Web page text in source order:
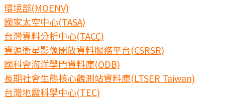
環境部(MOENV)
國家太空中心(TASA)
台灣資料分析中心(TACC)
資源衛星影像開放資料服務平台(CSRSR)
國科會海洋學門資料庫(ODB)
長期社會生態核心觀測站資料庫(LTSER Taiwan)
台灣地震科學中心(TEC)